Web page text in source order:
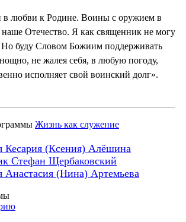
в любви к Родине. Воины с оружием в
Отечество. Я как священник не могу
Но буду Словом Божиим поддерживать
не жалея себя, в любую погоду,
исполняет свой воинский долг».
Жизнь как служение
Кесария (Ксения) Алёшина
Стефан Щербаковский
(Нина) Артемьева